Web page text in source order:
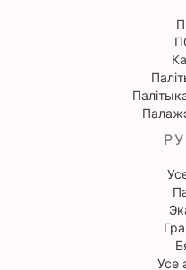
Усе